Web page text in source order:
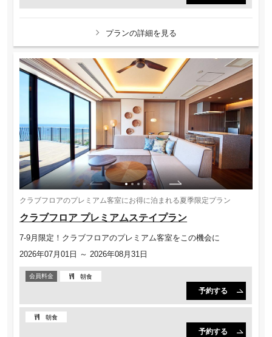
プランの詳細を見る
クラブフロアのプレミアム客室にお得に泊まれる夏季限定プラン
クラブフロア プレミアムステイプラン
7-9月限定！クラブフロアのプレミアム客室をこの機会に
2026年07月01日 ～ 2026年08月31日
会員料金 朝食
予約する
朝食
予約する